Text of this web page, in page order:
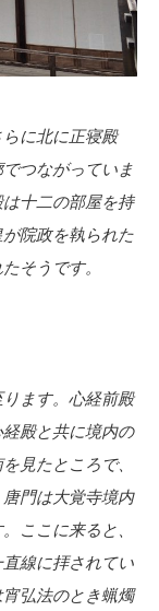
に北に正寝殿
つながっていま
十二の部屋を持
院政を執られた
そうです。
ます。心経前殿
殿と共に境内の
見たところで、
門は大覚寺境内
ここに来ると、
線に拝されてい
弘法のとき蝋燭